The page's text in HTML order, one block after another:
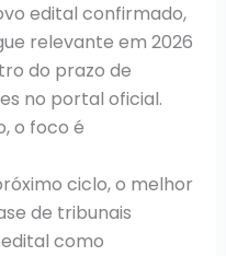
edital confirmado,
relevante em 2026
do prazo de
no portal oficial.
o foco é
ciclo, o melhor
de tribunais
como